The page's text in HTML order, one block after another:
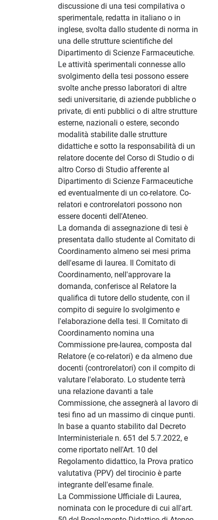
discussione di una tesi compilativa o
sperimentale, redatta in italiano o in
inglese, svolta dallo studente di norma in
una delle strutture scientifiche del
Dipartimento di Scienze Farmaceutiche.
Le attività sperimentali connesse allo
svolgimento della tesi possono essere
svolte anche presso laboratori di altre
sedi universitarie, di aziende pubbliche o
private, di enti pubblici o di altre strutture
esterne, nazionali o estere, secondo
modalità stabilite dalle strutture
didattiche e sotto la responsabilità di un
relatore docente del Corso di Studio o di
altro Corso di Studio afferente al
Dipartimento di Scienze Farmaceutiche
ed eventualmente di un co-relatore. Co-
relatori e controrelatori possono non
essere docenti dell'Ateneo.
La domanda di assegnazione di tesi è
presentata dallo studente al Comitato di
Coordinamento almeno sei mesi prima
dell'esame di laurea. Il Comitato di
Coordinamento, nell'approvare la
domanda, conferisce al Relatore la
qualifica di tutore dello studente, con il
compito di seguire lo svolgimento e
l'elaborazione della tesi. Il Comitato di
Coordinamento nomina una
Commissione pre-laurea, composta dal
Relatore (e co-relatori) e da almeno due
docenti (controrelatori) con il compito di
valutare l'elaborato. Lo studente terrà
una relazione davanti a tale
Commissione, che assegnerà al lavoro di
tesi fino ad un massimo di cinque punti.
In base a quanto stabilito dal Decreto
Interministeriale n. 651 del 5.7.2022, e
come riportato nell'Art. 10 del
Regolamento didattico, la Prova pratico
valutativa (PPV) del tirocinio è parte
integrante dell'esame finale.
La Commissione Ufficiale di Laurea,
nominata con le procedure di cui all'art.